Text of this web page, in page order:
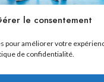
le consentement
pour améliorer votre
de confidentialité.